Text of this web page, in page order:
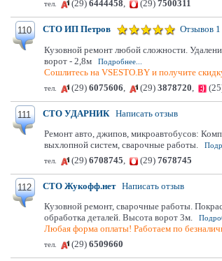
тел.
(29) 6444458, (29) 7500311
110 СТО ИП Петров Отзывов 1
Кузовной ремонт любой сложности.
ворот - 2,8м
Подробнее...
Сошлитесь на VSESTO.BY и получите
тел. (29) 6075606, (29) 3878720,
111 СТО УДАРНИК Написать отзыв
Ремонт авто, джипов, микроавтобусов:
выхлопной систем, сварочные работы.
тел.
(29) 6708745, (29) 7678745
112 СТО Жукофф.нет Написать отзыв
Кузовной ремонт, сварочные работы.
обработка деталей. Высота ворот 3м.
Любая форма оплаты! Работаем по
тел. (29) 6509660